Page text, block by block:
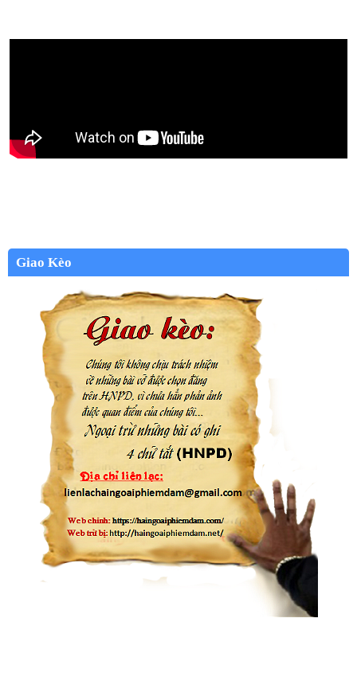
Giao Kèo